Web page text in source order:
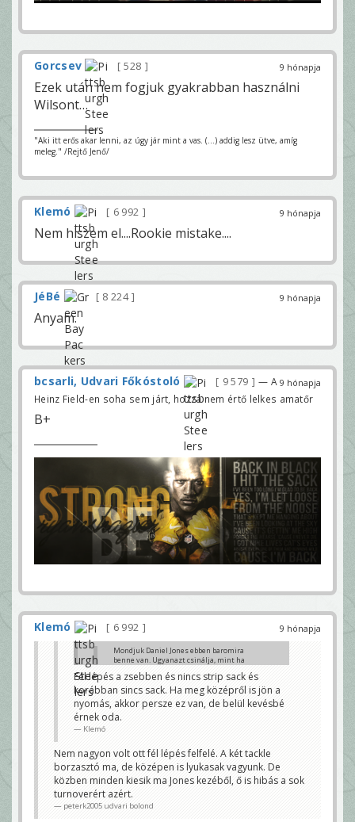
9 hónapja
Gorcsev 528
Ezek után nem fogjuk gyakrabban használni
Wilsont…
"Aki itt erős akar lenni, az úgy jár mint a vas. (...) addig lesz ütve, amíg
meleg." /Rejtő Jenő/
9 hónapja
Klemó 6 992
Nem hiszem el....Rookie mistake....
9 hónapja
JéBé 8 224
Anyam.
9 hónapja
bcsarli, Udvari Főkóstoló 9 579
— A
Heinz Field-en soha sem járt, hozzá nem értő lelkes amatőr
B+
9 hónapja
Klemó 6 992
Mondjuk Daniel Jones ebben baromira
benne van. Ugyanazt csinálja, mint ha
alkalmazkodik....
Klemó
Hogy alkalmazkodjon? Dugja be a gatyajaba a labdat?
Fingani nincs ideje, annyira turha a fal ma elotte, ha
meg nincs szabad embere, nem dobja el rizikora.
alkalmazkodnia, hogy ha a fala fos, olyan jatekokat
hivni, ahol hamarabb szabadulhat a labdatol a kube.
Stez
Fél lépés a zsebben és nincs strip sack és
korábban sincs sack. Ha meg középről is jön a
nyomás, akkor persze ez van, de belül kevésbé
érnek oda.
Klemó
Nem nagyon volt ott fél lépés felfelé. A két tackle
borzasztó ma, de középen is lyukasak vagyunk. De
közben minden kiesik ma Jones kezéből, ő is hibás a sok
turnoverért azért.
peterk2005 udvari bolond